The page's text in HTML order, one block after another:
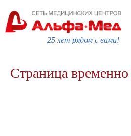
25 лет рядом с вами!
Страница